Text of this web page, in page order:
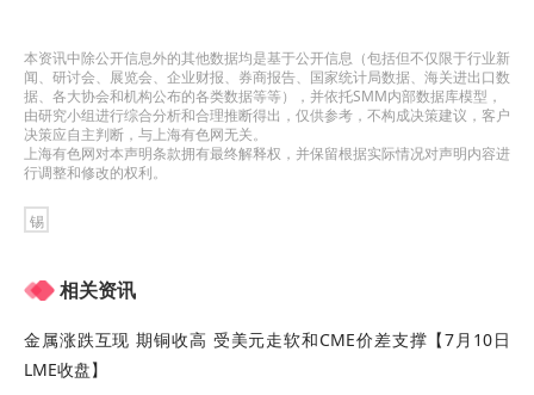
期，美股纳指再度大跌，单日暴跌点位创史上最
大，今日亚太股市科技股全面下行，AI行情整体温
度骤降，算力概念给锡价
锡跌幅较深。
对于锡价后续走势，金瑞期货表示，供应端，刚果
（金）遭遇埃博拉疫情扩散叠加南基伍省矿区停
产出收缩幅度有限；印尼5月锡交易所成交2850
本资讯中除公开信息外的其他数据均是基于公开信息（包括但不仅限于行业新
闻、研讨会、展览会、企业财报、券商报告、国家统计局数据、海关进出口数
据、各大协会和机构公布的各类数据等等），并依托SMM内部数据库模型，
由研究小组进行综合分析和合理推断得出，仅供参考，不构成决策建议，客户
决策应自主判断，与上海有色网无关。
上海有色网对本声明条款拥有最终解释权，并保留根据实际情况对声明内容进
行调整和修改的权利。
锡
相关资讯
金属涨跌互现 期铜收高 受美元走软和CME价差支撑【7月10日
LME收盘】